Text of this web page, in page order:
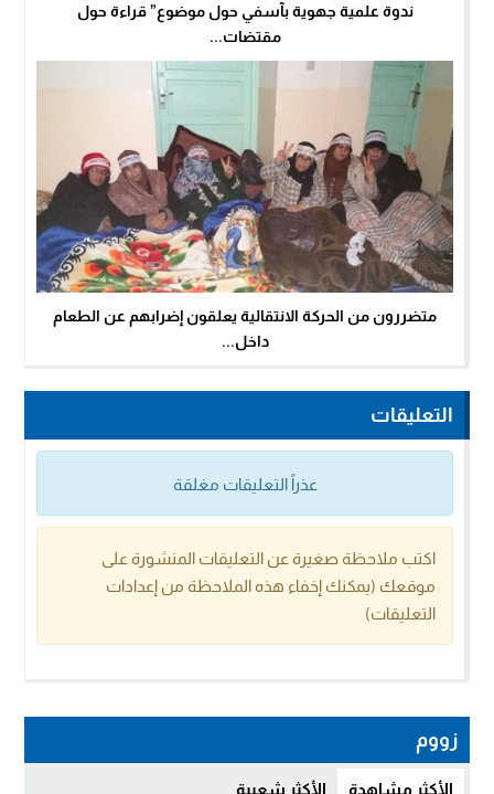
ندوة علمية جهوية بآسفي حول موضوع” قراءة حول
مقتضات...
متضررون من الحركة الانتقالية يعلقون إضرابهم عن الطعام
داخل...
التعليقات
عذراً التعليقات مغلقة
اكتب ملاحظة صغيرة عن التعليقات المنشورة على
موقعك (يمكنك إخفاء هذه الملاحظة من إعدادات
التعليقات)
زووم
الأكثر مشاهدة الأكثر شعبية